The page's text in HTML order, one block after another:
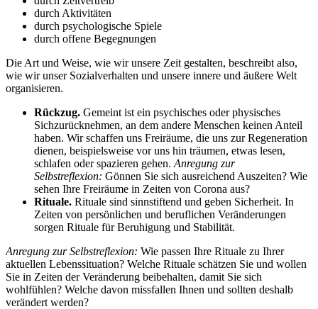
durch Aktivitäten
durch psychologische Spiele
durch offene Begegnungen
Die Art und Weise, wie wir unsere Zeit gestalten, beschreibt also,
wie wir unser Sozialverhalten und unsere innere und äußere Welt
organisieren.
Rückzug. Gemeint ist ein psychisches oder physisches
Sichzurücknehmen, an dem andere Menschen keinen Anteil
haben. Wir schaffen uns Freiräume, die uns zur Regeneration
dienen, beispielsweise vor uns hin träumen, etwas lesen,
schlafen oder spazieren gehen. Anregung zur
Selbstreflexion: Gönnen Sie sich ausreichend Auszeiten? Wie
sehen Ihre Freiräume in Zeiten von Corona aus?
Rituale. Rituale sind sinnstiftend und geben Sicherheit. In
Zeiten von persönlichen und beruflichen Veränderungen
sorgen Rituale für Beruhigung und Stabilität.
Anregung zur Selbstreflexion: Wie passen Ihre Rituale zu Ihrer
aktuellen Lebenssituation? Welche Rituale schätzen Sie und wollen
Sie in Zeiten der Veränderung beibehalten, damit Sie sich
wohlfühlen? Welche davon missfallen Ihnen und sollten deshalb
verändert werden?